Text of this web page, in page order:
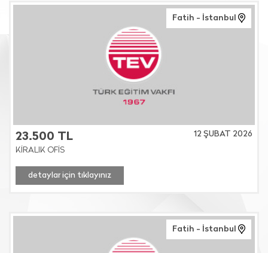
Fatih - İstanbul
23.500 TL
12 ŞUBAT 2026
KİRALIK OFİS
detaylar için tıklayınız
Fatih - İstanbul